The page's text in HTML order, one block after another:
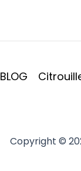
BLOG
Copyright ©